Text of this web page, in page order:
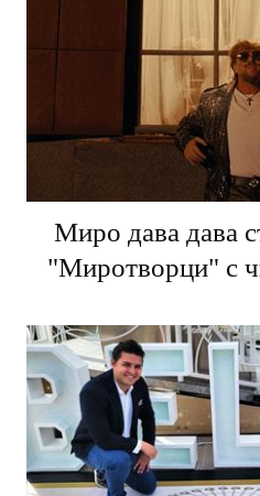
Миро дава дава
"Миротворци" с